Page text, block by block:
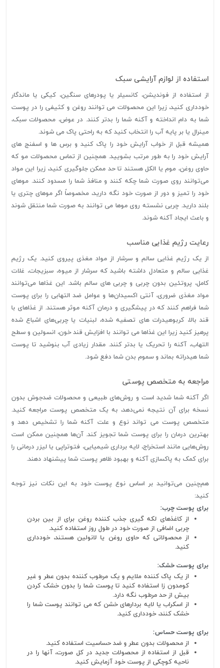
استفاده از لوازم آرایشی سبک
از استفاده از فوندیشن، کانسیلر یا پودرهای سنگین، کیکی یا ماندگار
خودداری کنید، زیرا این محصولات می توانند روغن و کثیفی را در پوست
شما به دام انداخته و آکنه شما را بدتر کنند. در عوض، محصولات سبک،
مینرال یا بر پایه آب را انتخاب کنید که به راحتی پاک می شوند.
همیشه قبل از خواب آرایش خود را پاک کنید و برس ها و اسفنج های
آرایش خود را به طور مرتب بشویید. همچنین از تماس محصولات مو که
حاوی روغن، موم یا الکل هستند تا حد ممکن جلوگیری کنید، زیرا این مواد
می‌توانند روی صورت شما چکه کنند و منافذ شما را مسدود کنند. موهای
خود را تمیز و دور از صورت خود نگه دارید، مخصوصاً اگر موهای چتری یا
بلند دارید. چربی نشسته روی موها می توانند به صورت شما منتقل شوند
و باعث ایجاد آکنه شوند.
رعایت رژیم غذایی مناسب
از یک رژیم غذایی سالم و سرشار از مواد مغذی پیروی کنید. یک رژیم
غذایی سالم و متعادل داشته باشید که سرشار از میوه، سبزیجات، غلات
کامل، پروتئین بدون چربی و چربی های سالم باشد. این غذاها می‌توانند
مواد مغذی ضروری، آنتی اکسیدان‌ها و عوامل ضد التهابی را برای پوست
شما فراهم کنند که در پیشگیری و درمان آکنه موثر هستند. از غذاهای با
قند بالا، کربوهیدرات های تصفیه شده، لبنیات یا چربی‌های اشباع شده
پرهیز کنید زیرا این غذاها می توانند با افزایش قند خون، انسولین و سطح
التهاب، آکنه را تحریک یا بدتر کنند. مقدار زیادی آب بنوشید تا پوست
شما هیدراته بماند و سموم بدن شما دفع شود.
مراجعه به متخصص پوستی
اگر آکنه شما شدید است و روش‌های طبیعی و محصولات ضدجوش بدون
نسخه برای آن نتیجه نمی‌دهد، به یک متخصص پوست مراجعه کنید.
متخصص پوست می تواند نوع و علت آکنه شما را تشخیص دهد و
بهترین درمان را برای پوست شما تجویز کند. آن‌ها همچنین ممکن است
روش‌هایی مانند استخراج، لایه برداری شیمیایی، فتوتراپی یا لیزر درمانی را
برای کمک به پاکسازی آکنه و بهبود ظاهر پوست شما پیشنهاد دهند.
هم‌چنین می‌توانید بر اساس نوع پوست خود به این نکات نیز توجه
کنید:
برای پوست چرب:
از کاغذهای لکه گیری جذب کننده روغن برای از بین بردن
چربی اضافی از صورت خود در طول روز استفاده کنید.
از محصولاتی که حاوی روغن یا لانولین هستند، خودداری
کنید.
برای پوست خشک:
از یک پاک کننده ملایم و یک مرطوب کننده بدون عطر و غیر
کومدون زا استفاده کنید تا پوست شما را بدون خشک کردن
بیش از حد مرطوب نگه دارد.
از اسکراب یا لایه بردارهای خشن که می توانند پوست شما را
خشک کنند، خودداری کنید.
برای پوست حساس:
از محصولات بدون عطر و ضد حساسیت استفاده کنید.
قبل از استفاده از محصولات جدید در کل صورت، آنها را در
ناحیه کوچکی از پوست خود آزمایش کنید.